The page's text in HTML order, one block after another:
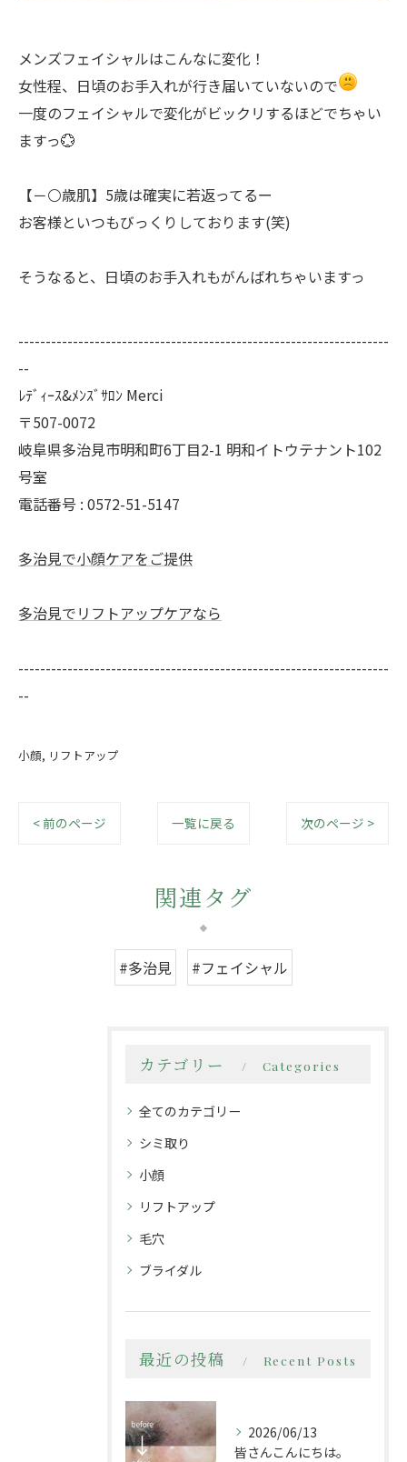
メンズフェイシャルはこんなに変化！
女性程、日頃のお手入れが行き届いていないので
一度のフェイシャルで変化がビックリするほどでちゃい
ますっ💮
【－⚪歳肌】5歳は確実に若返ってるー
お客様といつもびっくりしております(笑)
そうなると、日頃のお手入れもがんばれちゃいますっ
--------------------------------------------------------------------
--
ﾚﾃﾞｨｰｽ&ﾒﾝｽﾞｻﾛﾝ Merci
〒507-0072
岐阜県多治見市明和町6丁目2-1 明和イトウテナント102
号室
電話番号 : 0572-51-5147
多治見で小顔ケアをご提供
多治見でリフトアップケアなら
--------------------------------------------------------------------
--
小顔 リフトアップ
< 前のページ 一覧に戻る 次のページ >
関連タグ
#多治見 #フェイシャル
カテゴリー Categories
全てのカテゴリー
シミ取り
小顔
リフトアップ
毛穴
ブライダル
最近の投稿 Recent Posts
2026/06/13
皆さんこんにちは。